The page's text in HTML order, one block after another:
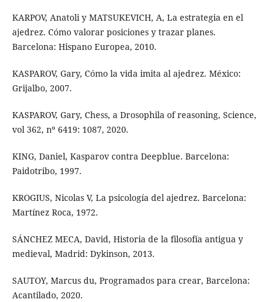
KARPOV, Anatoli y MATSUKEVICH, A, La estrategia en el
ajedrez. Cómo valorar posiciones y trazar planes.
Barcelona: Hispano Europea, 2010.
KASPAROV, Gary, Cómo la vida imita al ajedrez. México:
Grijalbo, 2007.
KASPAROV, Gary, Chess, a Drosophila of reasoning, Science,
vol 362, nº 6419: 1087, 2020.
KING, Daniel, Kasparov contra Deepblue. Barcelona:
Paidotribo, 1997.
KROGIUS, Nicolas V, La psicología del ajedrez. Barcelona:
Martínez Roca, 1972.
SÁNCHEZ MECA, David, Historia de la filosofía antigua y
medieval, Madrid: Dykinson, 2013.
SAUTOY, Marcus du, Programados para crear, Barcelona:
Acantilado, 2020.